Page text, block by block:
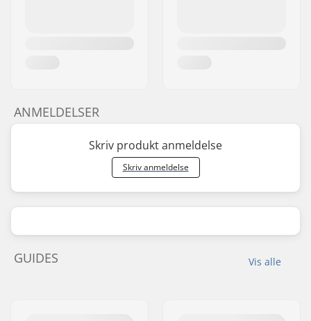
ANMELDELSER
Skriv produkt anmeldelse
Skriv anmeldelse
Vis alle
GUIDES